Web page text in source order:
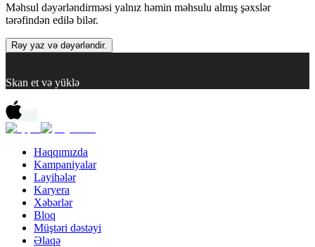
Məhsul dəyərləndirməsi yalnız həmin məhsulu almış şəxslər
tərəfindən edilə bilər.
Rəy yaz və dəyərləndir.
Skan et və yüklə
Haqqımızda
Kampaniyalar
Layihələr
Karyera
Xəbərlər
Bloq
Müştəri dəstəyi
Əlaqə